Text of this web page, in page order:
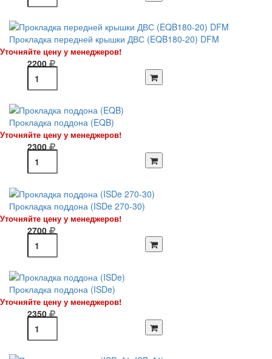
Прокладка передней крышки ДВС (EQB180-20) DFM
Уточняйте цену у менеджеров!
2200
Прокладка поддона (EQB)
Уточняйте цену у менеджеров!
2300
Прокладка поддона (ISDe 270-30)
Уточняйте цену у менеджеров!
2700
Прокладка поддона (ISDe)
Уточняйте цену у менеджеров!
2350